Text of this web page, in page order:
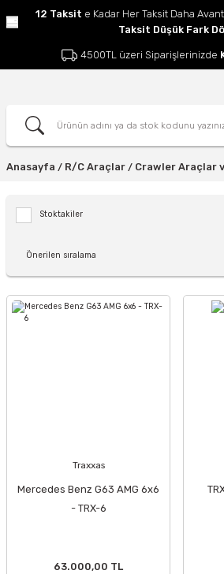
12 Taksit e Kadar Her Taksit Daha
Taksit Düşük Fark
4500TL üzeri Siparişlerinizde
Anasayfa R/C Araçlar Crawler Araçlar
Stoktakiler
Traxxas
Mercedes Benz G63 AMG 6x6
- TRX-6
63.000,00 TL